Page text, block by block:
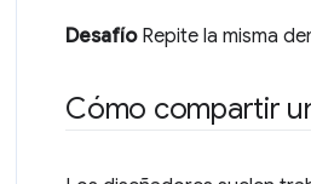
DesafíoRepite la misma
Cómo compartir